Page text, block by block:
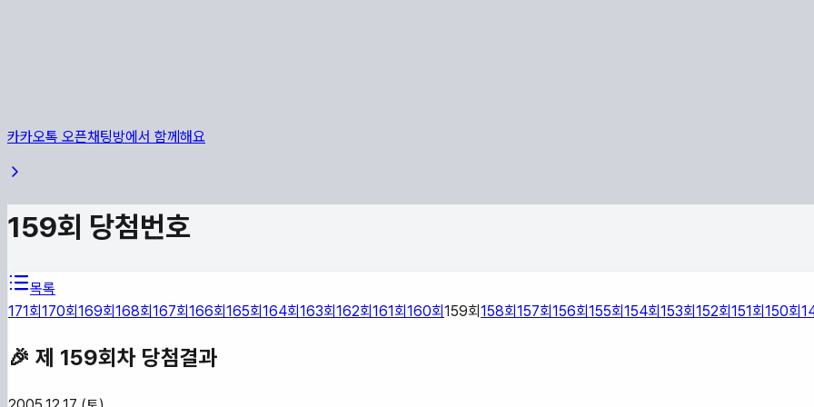
카카오톡 오픈채팅방에서 함께해요
159회 당첨번호
목록
171회170회169회168회167회166회165회164회163회162회161회160회159회158회157회156회155회154회153회152회151회150회
🎉 제 159회차 당첨결과